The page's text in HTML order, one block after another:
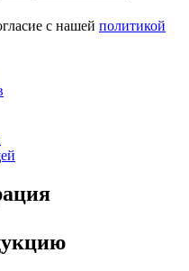
с нашей политикой